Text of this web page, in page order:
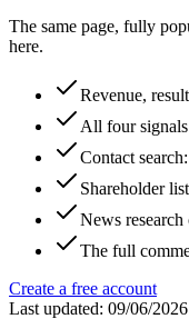
The same page, fully
here.
Revenue,
All four
Contact
Shareholder
News
The full
Create a free account
Last updated: 09/06/2026